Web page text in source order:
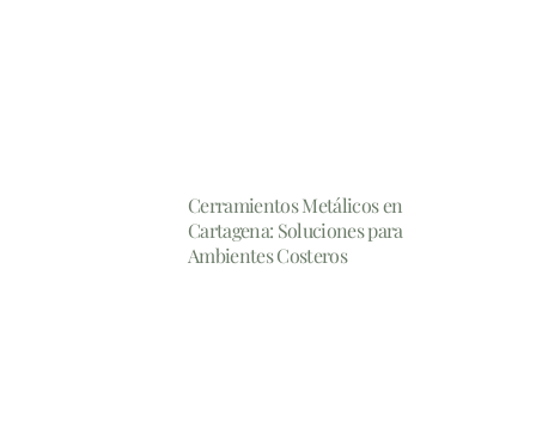
Cerramientos Metálicos en
Cartagena: Soluciones para
Ambientes Costeros